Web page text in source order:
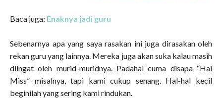
Baca juga: Enaknya jadi guru
Sebenarnya apa yang saya rasakan ini juga dirasakan oleh
rekan guru yang lainnya. Mereka juga akan suka kalau masih
diingat oleh murid-muridnya. Padahal cuma disapa “Hai
Miss” misalnya, tapi kami cukup senang. Hal-hal kecil
beginilah yang sering kami rindukan.